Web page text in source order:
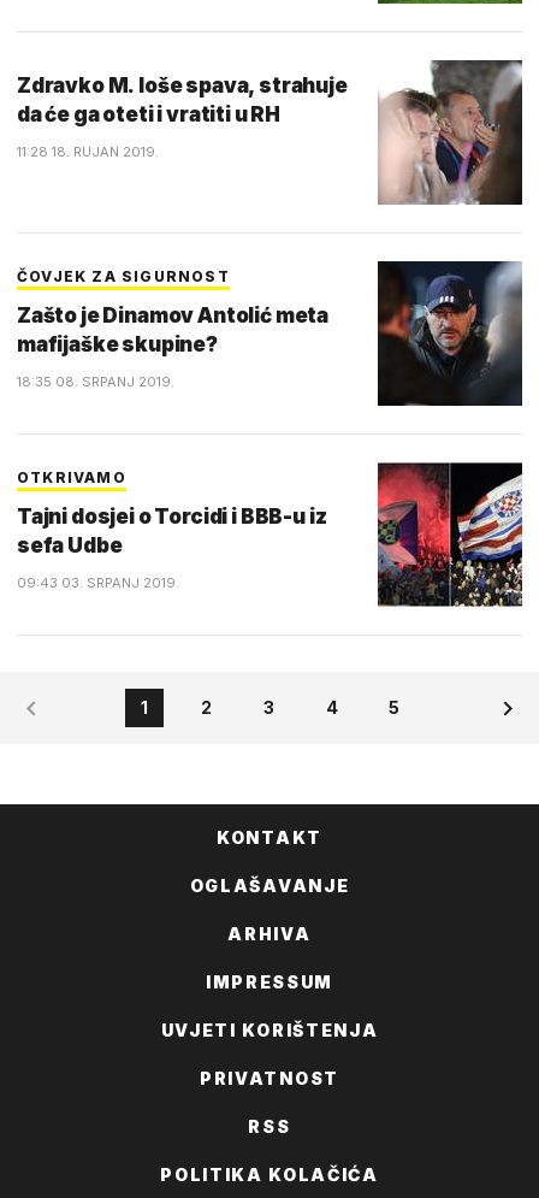
Zdravko M. loše spava, strahuje
da će ga oteti i vratiti u RH
11:28 18. RUJAN 2019.
ČOVJEK ZA SIGURNOST
Zašto je Dinamov Antolić meta
mafijaške skupine?
18:35 08. SRPANJ 2019.
OTKRIVAMO
Tajni dosjei o Torcidi i BBB-u iz
sefa Udbe
09:43 03. SRPANJ 2019.
1 2 3 4 5
KONTAKT
OGLAŠAVANJE
ARHIVA
IMPRESSUM
UVJETI KORIŠTENJA
PRIVATNOST
RSS
POLITIKA KOLAČIĆA